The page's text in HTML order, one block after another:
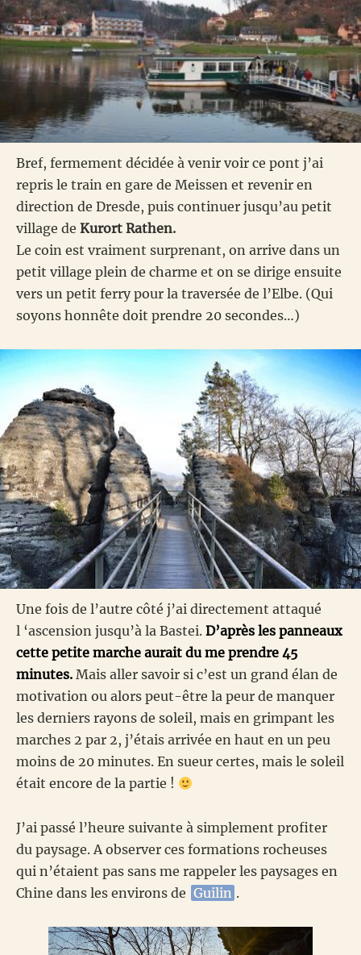
Bref, fermement décidée à venir voir ce pont j’ai
repris le train en gare de Meissen et revenir en
direction de Dresde, puis continuer jusqu’au petit
village de Kurort Rathen.
Le coin est vraiment surprenant, on arrive dans un
petit village plein de charme et on se dirige ensuite
vers un petit ferry pour la traversée de l’Elbe. (Qui
soyons honnête doit prendre 20 secondes…)
Une fois de l’autre côté j’ai directement attaqué
l ‘ascension jusqu’à la Bastei. D’après les panneaux
cette petite marche aurait du me prendre 45
minutes. Mais aller savoir si c’est un grand élan de
motivation ou alors peut-être la peur de manquer
les derniers rayons de soleil, mais en grimpant les
marches 2 par 2, j’étais arrivée en haut en un peu
moins de 20 minutes. En sueur certes, mais le soleil
était encore de la partie !
J’ai passé l’heure suivante à simplement profiter
du paysage. A observer ces formations rocheuses
qui n’étaient pas sans me rappeler les paysages en
Chine dans les environs de Guilin .